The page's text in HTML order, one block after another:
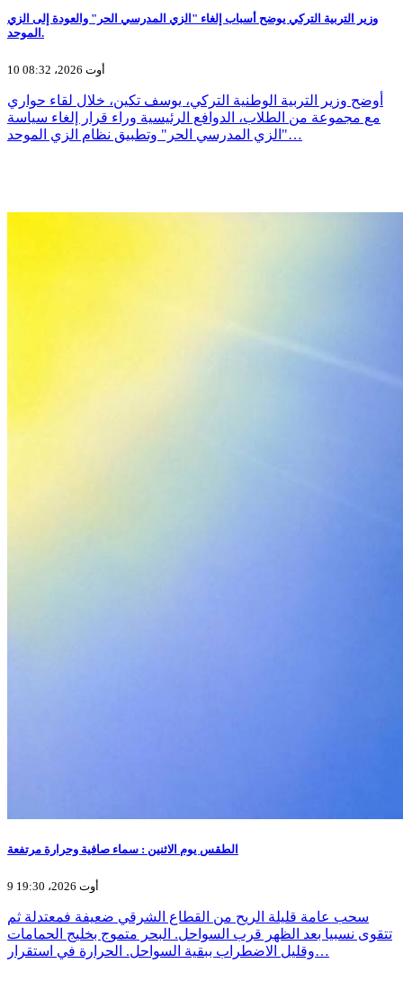
وزير التربية التركي يوضح أسباب إلغاء "الزي المدرسي الحر" والعودة إلى الزي
الموحد.
10 أوت 2026، 08:32
أوضح وزير التربية الوطنية التركي، يوسف تكين، خلال لقاء حواري
مع مجموعة من الطلاب، الدوافع الرئيسية وراء قرار إلغاء سياسة
"الزي المدرسي الحر" وتطبيق نظام الزي الموحد…
الطقس يوم الاثنين : سماء صافية وحرارة مرتفعة
9 أوت 2026، 19:30
سحب عامة قليلة الريح من القطاع الشرقي ضعيفة فمعتدلة ثم
تتقوى نسبيا بعد الظهر قرب السواحل. البحر متموج بخليج الحمامات
وقليل الاضطراب ببقية السواحل. الحرارة في استقرار…